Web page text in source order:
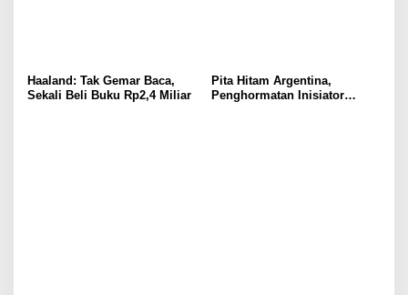
Haaland: Tak Gemar Baca,
Sekali Beli Buku Rp2,4 Miliar
Pita Hitam Argentina,
Penghormatan Inisiator